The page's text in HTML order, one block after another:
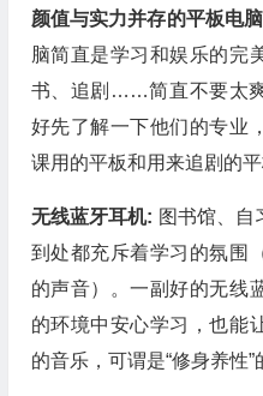
颜值与实力并存的平板电
脑简直是学习和娱乐的完
书、追剧……简直不要太
好先了解一下他们的专业
课用的平板和用来追剧的
无线蓝牙耳机: 图书馆、
到处都充斥着学习的氛围
的声音）。一副好的无线
的环境中安心学习，也能
的音乐，可谓是“修身养性”